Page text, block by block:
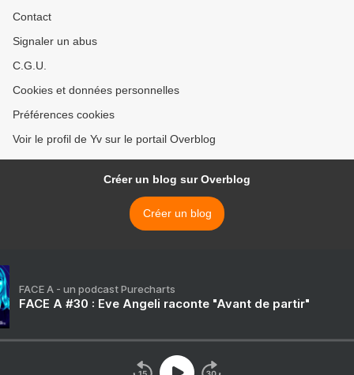
Contact
Signaler un abus
C.G.U.
Cookies et données personnelles
Préférences cookies
Voir le profil de Yv sur le portail Overblog
Créer un blog sur Overblog
Créer un blog
FACE A - un podcast Purecharts
FACE A #30 : Eve Angeli raconte "Avant de partir"